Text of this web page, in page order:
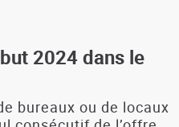
2024 dans le
bureaux ou de locaux